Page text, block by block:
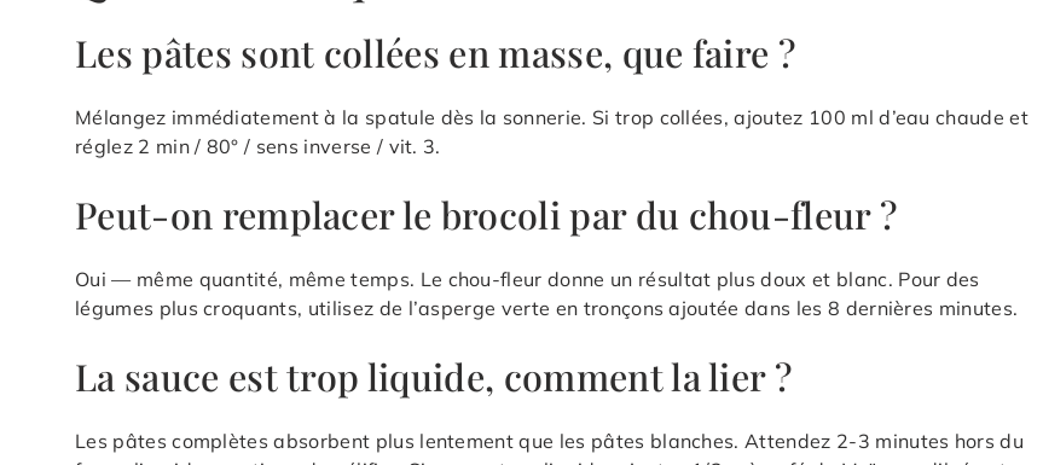
Les pâtes sont collées en masse, que faire ?
Mélangez immédiatement à la spatule dès la sonnerie. Si trop collées, ajoutez 100 ml d’eau chaude et
réglez 2 min / 80° / sens inverse / vit. 3.
Peut-on remplacer le brocoli par du chou-fleur ?
Oui — même quantité, même temps. Le chou-fleur donne un résultat plus doux et blanc. Pour des
légumes plus croquants, utilisez de l’asperge verte en tronçons ajoutée dans les 8 dernières minutes.
La sauce est trop liquide, comment la lier ?
Les pâtes complètes absorbent plus lentement que les pâtes blanches. Attendez 2-3 minutes hors du